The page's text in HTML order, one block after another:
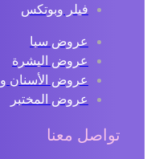
فيلر وبوتكس
عروض سبا
عروض البشرة
عروض الأسنان واللثة
عروض المختبر
تواصل معنا